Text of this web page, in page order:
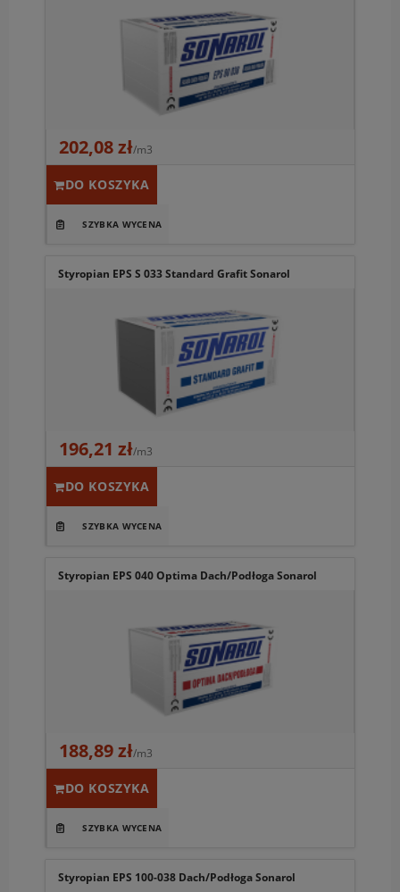
202,08 zł/m3
DO KOSZYKA
Styropian EPS S 033 Standard Grafit Sonarol
196,21 zł/m3
DO KOSZYKA
Styropian EPS 040 Optima Dach/Podłoga Sonarol
188,89 zł/m3
DO KOSZYKA
Styropian EPS 100-038 Dach/Podłoga Sonarol